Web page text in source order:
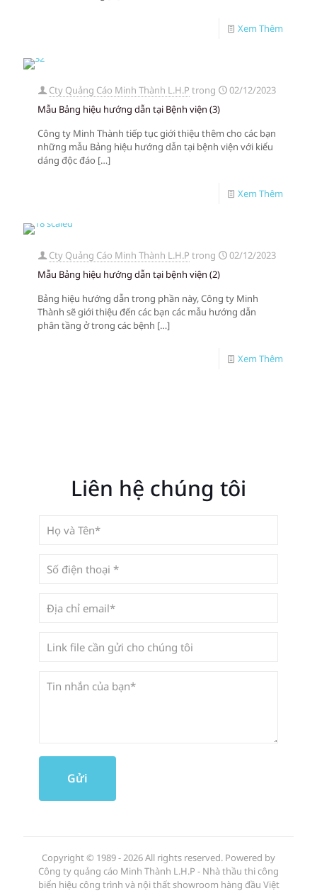
Xem Thêm
Cty Quảng Cáo Minh Thành L.H.P trong
02/12/2023
Mẫu Bảng hiệu hướng dẫn tại Bệnh viện (3)
Công ty Minh Thành tiếp tục giới thiệu thêm cho các bạn
những mẫu Bảng hiệu hướng dẫn tại bệnh viện với kiểu
dáng độc đáo […]
Xem Thêm
Cty Quảng Cáo Minh Thành L.H.P trong
02/12/2023
Mẫu Bảng hiệu hướng dẫn tại bệnh viện (2)
Bảng hiệu hướng dẫn trong phần này, Công ty Minh
Thành sẽ giới thiệu đến các bạn các mẫu hướng dẫn
phân tầng ở trong các bệnh […]
Xem Thêm
Liên hệ chúng tôi
Copyright © 1989 - 2026 All rights reserved. Powered by
Công ty quảng cáo Minh Thành L.H.P - Nhà thầu thi công
biển hiệu công trình và nội thất showroom hàng đầu Việt